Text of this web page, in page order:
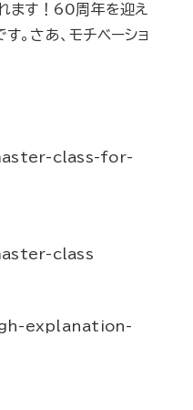
ます！60周年を迎え
さあ、モチベーショ
class-for-
class
explanation-